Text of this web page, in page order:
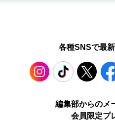
各種SNSで最
TikTok X
編集部からのメ
会員限定プ